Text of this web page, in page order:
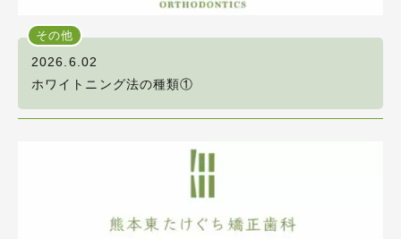
その他
2026.6.02
ホワイトニング法の種類①